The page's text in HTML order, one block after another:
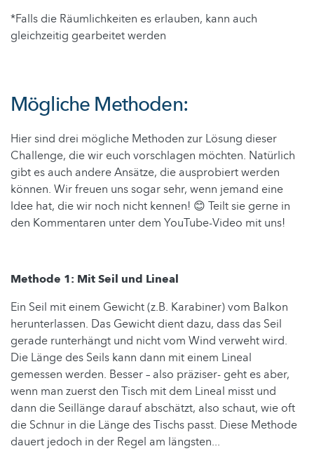
*Falls die Räumlichkeiten es erlauben, kann auch
gleichzeitig gearbeitet werden
Mögliche Methoden:
Hier sind drei mögliche Methoden zur Lösung dieser
Challenge, die wir euch vorschlagen möchten. Natürlich
gibt es auch andere Ansätze, die ausprobiert werden
können. Wir freuen uns sogar sehr, wenn jemand eine
Idee hat, die wir noch nicht kennen! 😊 Teilt sie gerne in
den Kommentaren unter dem YouTube-Video mit uns!
Methode 1: Mit Seil und Lineal
Ein Seil mit einem Gewicht (z.B. Karabiner) vom Balkon
herunterlassen. Das Gewicht dient dazu, dass das Seil
gerade runterhängt und nicht vom Wind verweht wird.
Die Länge des Seils kann dann mit einem Lineal
gemessen werden. Besser – also präziser- geht es aber,
wenn man zuerst den Tisch mit dem Lineal misst und
dann die Seillänge darauf abschätzt, also schaut, wie oft
die Schnur in die Länge des Tischs passt. Diese Methode
dauert jedoch in der Regel am längsten...